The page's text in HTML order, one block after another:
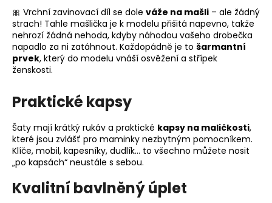
🎀 Vrchní zavinovací díl se dole váže na mašli – ale žádný
strach! Tahle mašlička je k modelu přišitá napevno, takže
nehrozí žádná nehoda, kdyby náhodou vašeho drobečka
napadlo za ni zatáhnout. Každopádně je to šarmantní
prvek, který do modelu vnáší osvěžení a střípek
ženskosti.
Praktické kapsy
Šaty mají krátký rukáv a praktické kapsy na maličkosti,
které jsou zvlášť pro maminky nezbytným pomocníkem.
Klíče, mobil, kapesníky, dudlík… to všechno můžete nosit
„po kapsách“ neustále s sebou.
Kvalitní bavlněný úplet